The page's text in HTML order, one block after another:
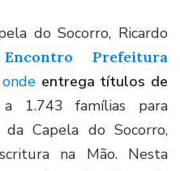
do Socorro, Ricardo
Encontro Prefeitura
entrega títulos de
a 1.743 famílias para
Capela do Socorro,
na Mão. Nesta